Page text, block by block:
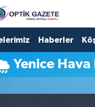
Haberler
Yenice Hava
Vakitleri